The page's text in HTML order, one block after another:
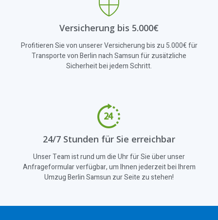
Versicherung bis 5.000€
Profitieren Sie von unserer Versicherung bis zu 5.000€ für
Transporte von Berlin nach Samsun für zusätzliche
Sicherheit bei jedem Schritt.
24/7 Stunden für Sie erreichbar
Unser Team ist rund um die Uhr für Sie über unser
Anfrageformular verfügbar, um Ihnen jederzeit bei Ihrem
Umzug Berlin Samsun zur Seite zu stehen!